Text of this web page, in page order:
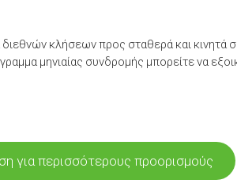
κλήσεων προς σταθερά και κινητά
μηνιαίας συνδρομής μπορείτε να
για περισσότερους προορισμούς